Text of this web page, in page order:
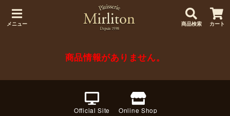
メニュー 商品検索 カート
商品情報がありません。
Official Site Online Shop